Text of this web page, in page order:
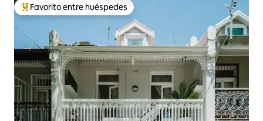
Favorito entre huéspedes preferido
Favorito entre huéspedes